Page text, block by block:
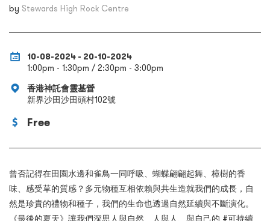
by Stewards High Rock Centre
10-08-2024 - 20-10-2024
1:00pm - 1:30pm / 2:30pm - 3:00pm
香港神託會靈基營
新界沙田沙田頭村102號
Free
曾否記得在田園水邊和雀鳥一同呼吸、蝴蝶翩翩起舞、樟樹的香
味、感受草的質感？多元物種互相依賴與共生造就我們的成長，自
然是珍貴的禮物和種子，我們的生命也透過自然延續與不斷演化。
《最後的夏天》讓我們深思人與自然、人與人、與自己的 #可持續